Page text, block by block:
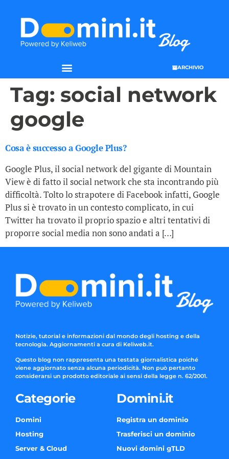
ARCHIVIO
Tag: social network
google
Cosa è successo a Google Plus?
Google Plus, il social network del gigante di Mountain
View è di fatto il social network che sta incontrando più
difficoltà. Tolto lo strapotere di Facebook infatti, Google
Plus si è trovato in un contesto complicato, in cui
Twitter ha trovato il proprio spazio e altri tentativi di
proporre social media non sono andati a […]
Notizie, tutorial e informazioni dal mondo degli hosting e della
tecnologia. Aggiornamenti a cura di Keliweb.it.
Questo blog non rappresenta una testata giornalistica poiché
viene aggiornato senza alcuna periodicità. Non può pertanto
considerarsi un prodotto editoriale ai sensi della legge n. 62/2001.
Categorie
Domini
Hosting
Server & Cloud
Domini.it
Registra un dominio
Trasferisci un dominio
Nuovi domini gTLD